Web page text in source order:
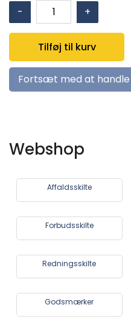
-
E057:
Flugtdør
(træk
ve.
side)
+
Tilføj til kurv
Fortsæt med at handle
Webshop
Affaldsskilte
Forbudsskilte
Redningsskilte
Godsmærker